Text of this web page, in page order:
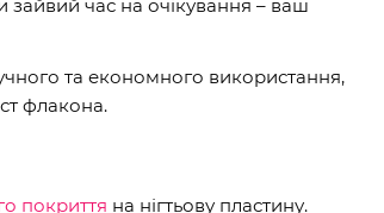
зайвий час на очікування – ваш
та економного використання,
флакона.
покриття на нігтьову пластину.